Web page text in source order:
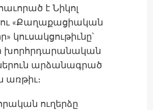
է Նիկոլ
«Քաղաքացիական
կուսակցութիւնը՝
խորհրդարանական
արձանագրած
առթիւ։
ուղերձը